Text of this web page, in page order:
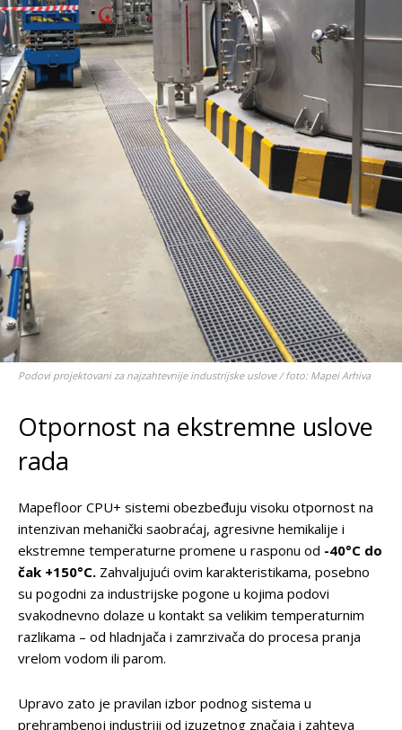
Podovi projektovani za najzahtevnije industrijske uslove / foto: Mapei Arhiva
Otpornost na ekstremne uslove
rada
Mapefloor CPU+ sistemi obezbeđuju visoku otpornost na
intenzivan mehanički saobraćaj, agresivne hemikalije i
ekstremne temperaturne promene u rasponu od -40°C do
čak +150°C. Zahvaljujući ovim karakteristikama, posebno
su pogodni za industrijske pogone u kojima podovi
svakodnevno dolaze u kontakt sa velikim temperaturnim
razlikama – od hladnjača i zamrzivača do procesa pranja
vrelom vodom ili parom.
Upravo zato je pravilan izbor podnog sistema u
prehrambenoj industriji od izuzetnog značaja i zahteva